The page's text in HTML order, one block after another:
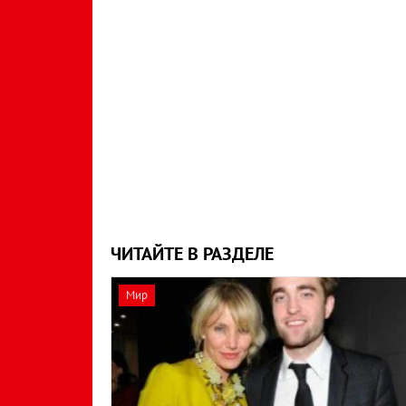
ЧИТАЙТЕ В РАЗДЕЛЕ
Мир